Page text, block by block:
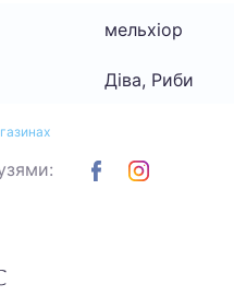
мельхіор
Діва, Риби